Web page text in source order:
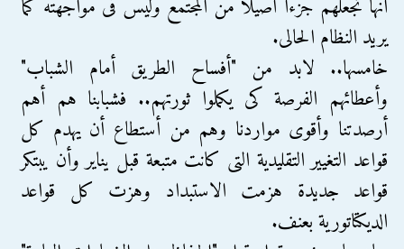
أنها تجعلهم جزءا أصيلا من المجتمع وليس فى مواجهته كما
يريد النظام الحالى.
خامسها.. لابد من "أفساح الطريق أمام الشباب"
وأعطائهم الفرصة كى يكملوا ثورتهم.. فشبابنا هم أهم
أرصدتنا وأقوى مواردنا وهم من أستطاع أن يهدم كل
قواعد التغيير التقليدية التى كانت متبعة قبل يناير وأن يبتكر
قواعد جديدة هزمت الاستبداد وهزت كل قواعد
الديكتاتورية بعنف.